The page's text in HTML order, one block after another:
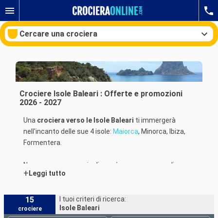
Cercare una crociera
Porti Compagnie
Crociere Isole Baleari : Offerte e promozioni
2026 - 2027
Una crociera verso le Isole Baleari ti immergerà
nell'incanto delle sue 4 isole: Maiorca, Minorca, Ibiza,
Formentera.
Numerose compagnie di crociere
propongono di
scoprire leIsole Baleari
questa regione del mondo potrai imbarcare sulle navi
diCosta Crociere ,MSC Crociere
+Leggi tutto
15
crociere
I tuoi criteri di ricerca:
Isole Baleari